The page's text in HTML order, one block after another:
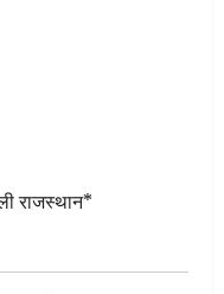
राजस्थान*